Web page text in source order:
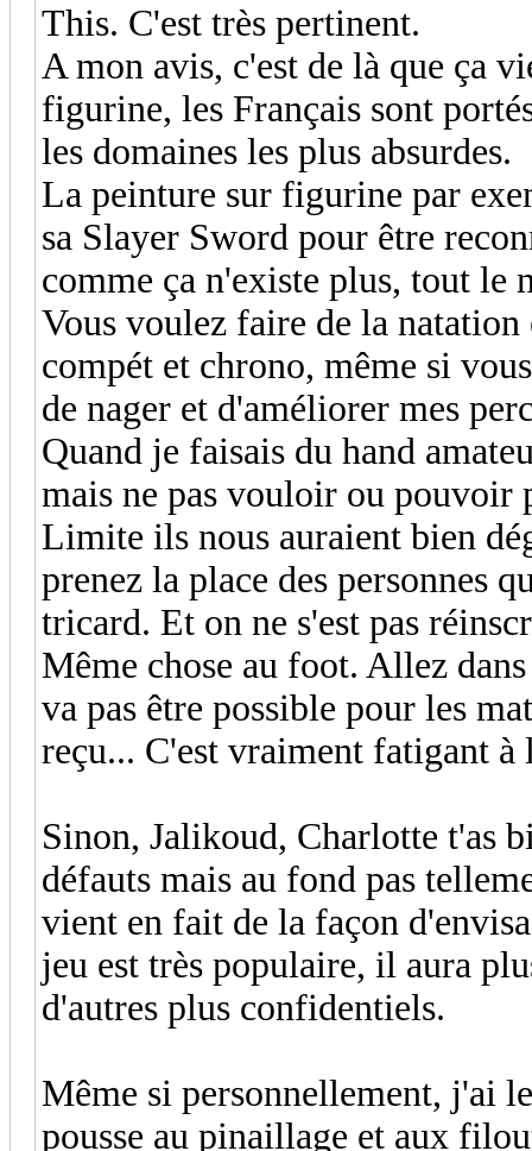
This. C'est très pertinent.
A mon avis, c'est de là que ça
figurine, les Français sont
les domaines les plus absurdes.
La peinture sur figurine par
sa Slayer Sword pour être
comme ça n'existe plus, tout le
Vous voulez faire de la
compét et chrono, même si
de nager et d'améliorer mes
Quand je faisais du hand
mais ne pas vouloir ou pouvoir
Limite ils nous auraient bien
prenez la place des personnes
tricard. Et on ne s'est pas
Même chose au foot. Allez
va pas être possible pour les
reçu... C'est vraiment fatigant à
Sinon, Jalikoud, Charlotte t'as
défauts mais au fond pas
vient en fait de la façon
jeu est très populaire, il aura
d'autres plus confidentiels.
Même si personnellement, j'ai
pousse au pinaillage et aux